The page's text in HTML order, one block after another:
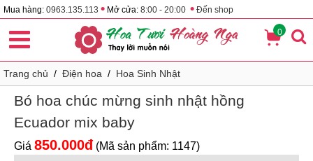
Mua hàng: 0963.135.113 • Mở cửa: 8:00 - 20:00 • Đến shop
0
Trang chủ / Điện hoa / Hoa Sinh Nhật
Bó hoa chúc mừng sinh nhật hồng
Ecuador mix baby
Giá 850.000đ (Mã sản phẩm: 1147)